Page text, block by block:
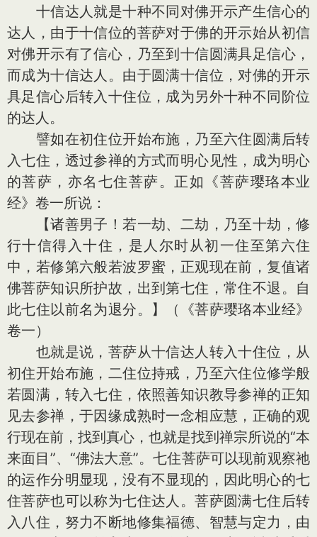
十信达人就是十种不同对佛开示产生信心的
达人，由于十信位的菩萨对于佛的开示始从初信
对佛开示有了信心，乃至到十信圆满具足信心，
而成为十信达人。由于圆满十信位，对佛的开示
具足信心后转入十住位，成为另外十种不同阶位
的达人。
譬如在初住位开始布施，乃至六住圆满后转
入七住，透过参禅的方式而明心见性，成为明心
的菩萨，亦名七住菩萨。正如《菩萨璎珞本业
经》卷一所说：
【诸善男子！若一劫、二劫，乃至十劫，修
行十信得入十住，是人尔时从初一住至第六住
中，若修第六般若波罗蜜，正观现在前，复值诸
佛菩萨知识所护故，出到第七住，常住不退。自
此七住以前名为退分。】（《菩萨璎珞本业经》
卷一）
也就是说，菩萨从十信达人转入十住位，从
初住开始布施，二住位持戒，乃至六住位修学般
若圆满，转入七住，依照善知识教导参禅的正知
见去参禅，于因缘成熟时一念相应慧，正确的观
行现在前，找到真心，也就是找到禅宗所说的“本
来面目”、“佛法大意”。七住菩萨可以现前观察祂
的运作分明显现，没有不显现的，因此明心的七
住菩萨也可以称为七住达人。菩萨圆满七住后转
入八住，努力不断地修集福德、智慧与定力，由